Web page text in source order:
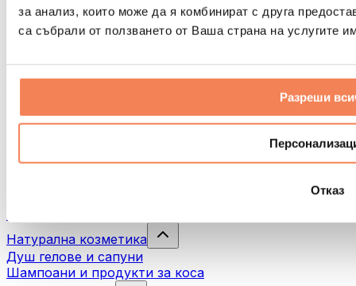
за анализ, които може да я комбинират с друга
са събрали от ползването от Ваша страна на услугите
Разреши
Отказ
Бойни спортове
Колоездене
Студена терапия
Плуване
Биохакинг
Филтри и кани за вода
Натурална козметика
Душ гелове и сапуни
Шампоани и продукти за коса